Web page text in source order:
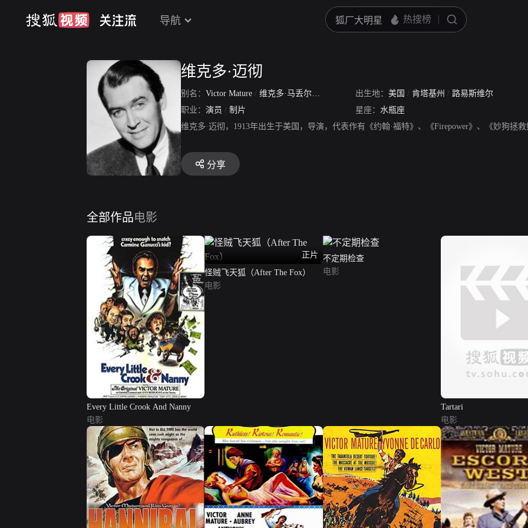
导航
维克多·迈彻
别名： Victor Mature / 维克多·马丢尔 /Victor John Mature /The Hunk/Beautiful Hunk of Man
出生地： 美国 / 肯塔基州 / 路易斯维尔
职业： 演员 / 制片 星座： 水瓶座
维克多·迈彻，1913年出生于美国，导演，代表作有《约翰·福特》、《Firepower》、《妙狗拯
分享
全部作品电影
Every Little Crook And Nanny
电影
正片
怪贼飞天狐（After The Fox）
电影
不定期检查
电影
Tartari
电影